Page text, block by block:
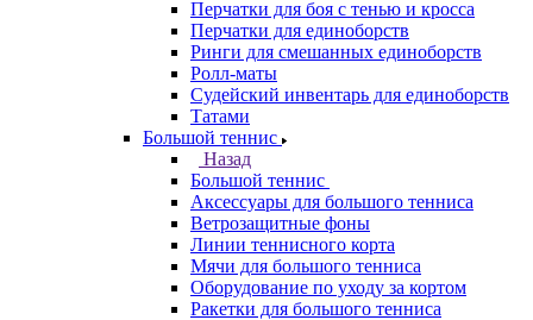
Перчатки для боя с тенью и кросса
Перчатки для единоборств
Ринги для смешанных единоборств
Ролл-маты
Судейский инвентарь для единоборств
Татами
Большой теннис
Назад
Большой теннис
Аксессуары для большого тенниса
Ветрозащитные фоны
Линии теннисного корта
Мячи для большого тенниса
Оборудование по уходу за кортом
Ракетки для большого тенниса